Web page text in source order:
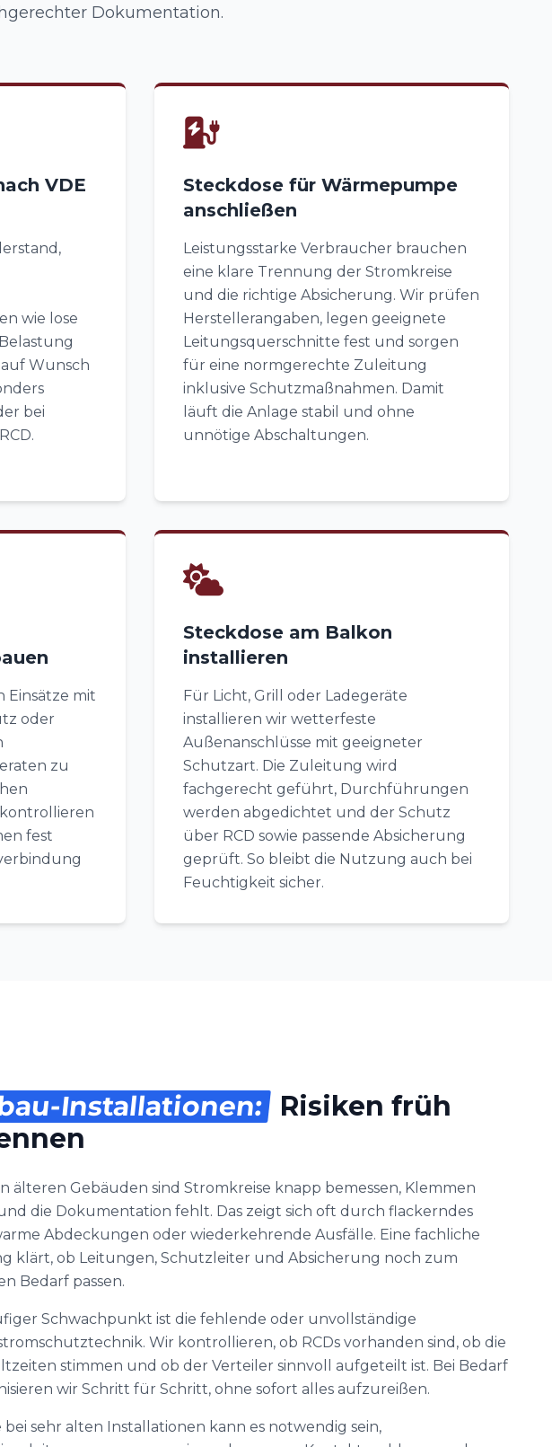
Dokumentation.
VDE
wie lose
Wunsch
bei
Steckdose für Wärmepumpe
anschließen
Leistungsstarke Verbraucher brauchen
eine klare Trennung der Stromkreise
und die richtige Absicherung. Wir prüfen
Herstellerangaben, legen geeignete
Leitungsquerschnitte fest und sorgen
für eine normgerechte Zuleitung
inklusive Schutzmaßnahmen. Damit
läuft die Anlage stabil und ohne
unnötige Abschaltungen.
Einsätze mit
oder
zu
kontrollieren
fest
Steckdose am Balkon
installieren
Für Licht, Grill oder Ladegeräte
installieren wir wetterfeste
Außenanschlüsse mit geeigneter
Schutzart. Die Zuleitung wird
fachgerecht geführt, Durchführungen
werden abgedichtet und der Schutz
über RCD sowie passende Absicherung
geprüft. So bleibt die Nutzung auch bei
Feuchtigkeit sicher.
Installationen: Risiken früh
älteren Gebäuden sind Stromkreise knapp bemessen, Klemmen
die Dokumentation fehlt. Das zeigt sich oft durch flackerndes
Abdeckungen oder wiederkehrende Ausfälle. Eine fachliche
klärt, ob Leitungen, Schutzleiter und Absicherung noch zum
Bedarf passen.
Schwachpunkt ist die fehlende oder unvollständige
Wir kontrollieren, ob RCDs vorhanden sind, ob die
stimmen und ob der Verteiler sinnvoll aufgeteilt ist. Bei Bedarf
wir Schritt für Schritt, ohne sofort alles aufzureißen.
bei sehr alten Installationen kann es notwendig sein,